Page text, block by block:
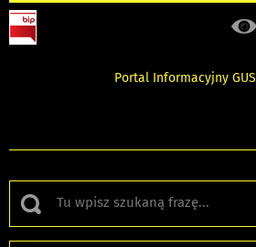
Portal Informacyjny GUS